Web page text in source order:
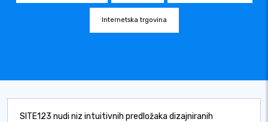
Internetska trgovina
SITE123 nudi niz intuitivnih predložaka dizajniranih